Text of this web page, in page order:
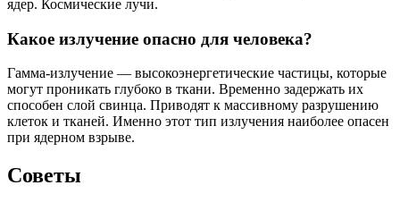
ядер. Космические лучи.
Какое излучение опасно для человека?
Гамма-излучение — высокоэнергетические частицы, которые
могут проникать глубоко в ткани. Временно задержать их
способен слой свинца. Приводят к массивному разрушению
клеток и тканей. Именно этот тип излучения наиболее опасен
при ядерном взрыве.
Советы